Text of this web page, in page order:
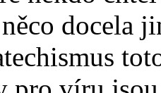
docela